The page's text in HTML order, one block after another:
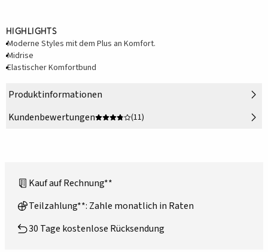
Highlights
Moderne Styles mit dem Plus an Komfort.
Midrise
Elastischer Komfortbund
Produktinformationen
Kundenbewertungen
(11)
Kauf auf Rechnung**
Teilzahlung**: Zahle monatlich in Raten
30 Tage kostenlose Rücksendung